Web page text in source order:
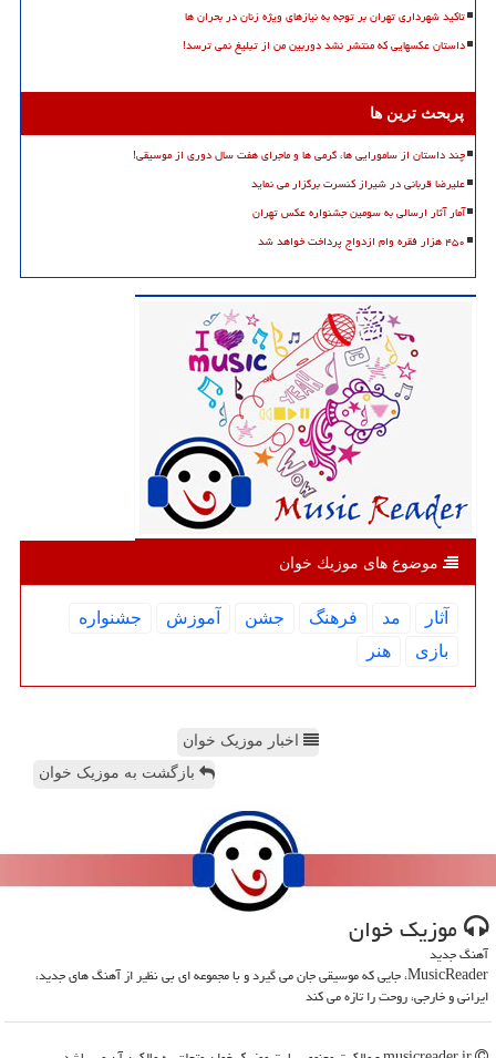
تاکید شهرداری تهران بر توجه به نیازهای ویژه زنان در بحران ها
داستان عکسهایی که منتشر نشد دوربین من از تبلیغ نمی ترسد!
پربحث ترین ها
چند داستان از سامورایی ها، گرمی ها و ماجرای هفت سال دوری از موسیقی!
علیرضا قربانی در شیراز کنسرت برگزار می نماید
آمار آثار ارسالی به سومین جشنواره عکس تهران
۴۵۰ هزار فقره وام ازدواج پرداخت خواهد شد
موضوع های موزیك خوان
آثار مد فرهنگ جشن آموزش
جشنواره
بازی
هنر
اخبار موزیک خوان
بازگشت به موزیک خوان
موزیك خوان
آهنگ جدید
MusicReader، جایی که موسیقی جان می گیرد و با مجموعه ای بی نظیر از آهنگ های جدید،
ایرانی و خارجی، روحت را تازه می کند